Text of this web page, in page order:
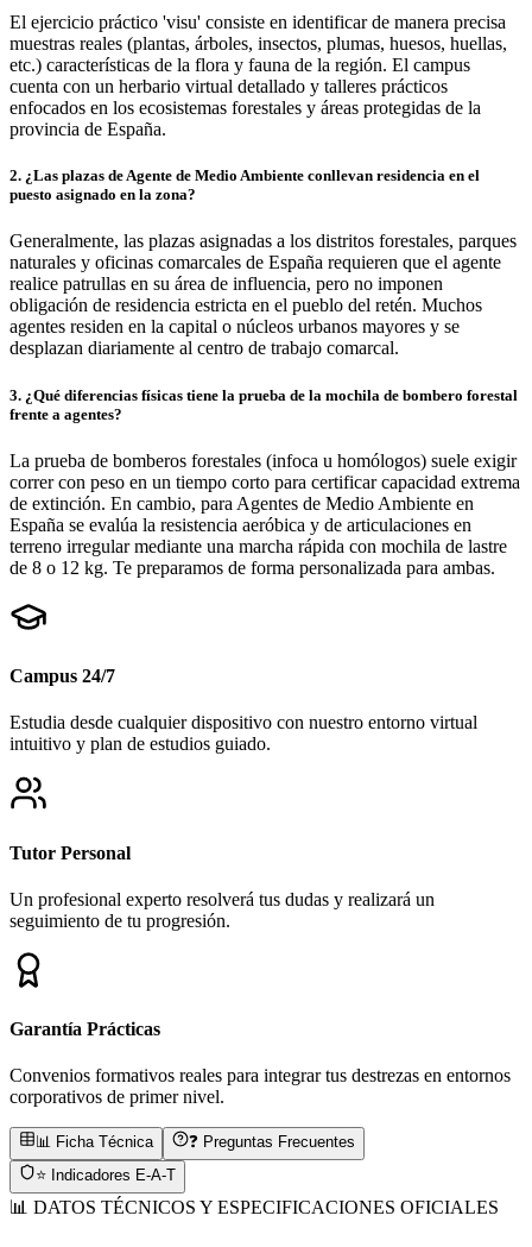
El ejercicio práctico 'visu' consiste en identificar de manera precisa
muestras reales (plantas, árboles, insectos, plumas, huesos, huellas,
etc.) características de la flora y fauna de la región. El campus
cuenta con un herbario virtual detallado y talleres prácticos
enfocados en los ecosistemas forestales y áreas protegidas de la
provincia de España.
2. ¿Las plazas de Agente de Medio Ambiente conllevan residencia en el
puesto asignado en la zona?
Generalmente, las plazas asignadas a los distritos forestales, parques
naturales y oficinas comarcales de España requieren que el agente
realice patrullas en su área de influencia, pero no imponen
obligación de residencia estricta en el pueblo del retén. Muchos
agentes residen en la capital o núcleos urbanos mayores y se
desplazan diariamente al centro de trabajo comarcal.
3. ¿Qué diferencias físicas tiene la prueba de la mochila de bombero forestal
frente a agentes?
La prueba de bomberos forestales (infoca u homólogos) suele exigir
correr con peso en un tiempo corto para certificar capacidad extrema
de extinción. En cambio, para Agentes de Medio Ambiente en
España se evalúa la resistencia aeróbica y de articulaciones en
terreno irregular mediante una marcha rápida con mochila de lastre
de 8 o 12 kg. Te preparamos de forma personalizada para ambas.
Campus 24/7
Estudia desde cualquier dispositivo con nuestro entorno virtual
intuitivo y plan de estudios guiado.
Tutor Personal
Un profesional experto resolverá tus dudas y realizará un
seguimiento de tu progresión.
Garantía Prácticas
Convenios formativos reales para integrar tus destrezas en entornos
corporativos de primer nivel.
📊 Ficha Técnica
❓ Preguntas Frecuentes
⭐ Indicadores E-A-T
📊 DATOS TÉCNICOS Y ESPECIFICACIONES OFICIALES